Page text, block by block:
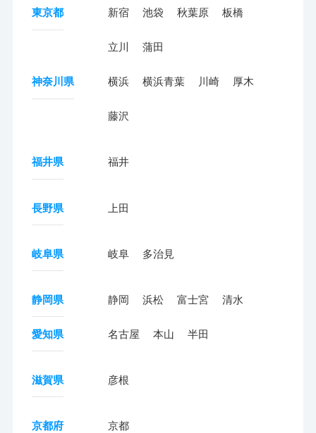
東京都 新宿 池袋 秋葉原 板橋
立川 蒲田
神奈川県 横浜 横浜青葉 川崎 厚木
藤沢
福井県 福井
長野県 上田
岐阜県 岐阜 多治見
静岡県 静岡 浜松 富士宮 清水
愛知県 名古屋 本山 半田
滋賀県 彦根
京都府 京都